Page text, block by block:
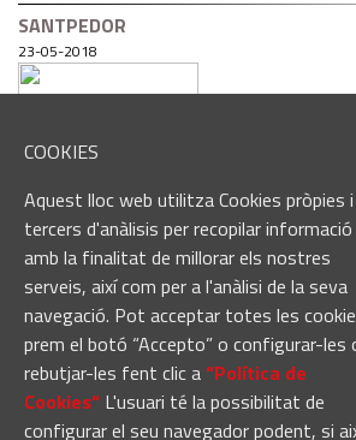
COOKIES
Aquest lloc web utilitza Cookies pròpies
tercers d'anàlisis per recopilar informació
amb la finalitat de millorar els nostres
serveis, així com per a l'anàlisi de la seva
navegació. Pot acceptar totes les
prem el botó “Accepto” o configurar-les
rebutjar-les fent clic a“Política de
Cookies“ L'usuari té la possibilitat de
configurar el seu navegador podent, si
SANTPEDOR
23-05-2018
Ampans
Santpedor
0 opinions
redaccio@manresadiari.cat
Pompeu Fabra, 7-13, 08240-